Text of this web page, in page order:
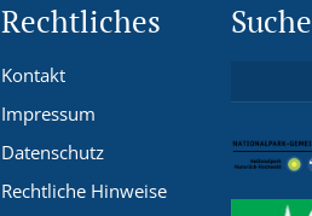
Rechtliches
Kontakt
Impressum
Datenschutz
Rechtliche Hinweise
Suche